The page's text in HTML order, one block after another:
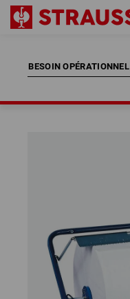
BESOIN OPÉRATIONNEL
BESOIN OPÉRATIONNEL